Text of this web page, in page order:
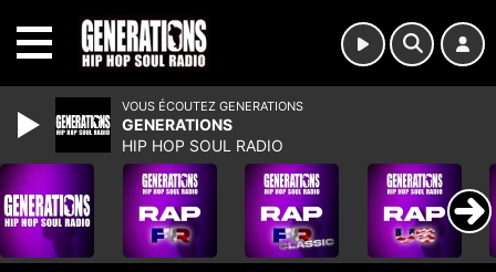
VOUS ÉCOUTEZ GENERATIONS
GENERATIONS
HIP HOP SOUL RADIO